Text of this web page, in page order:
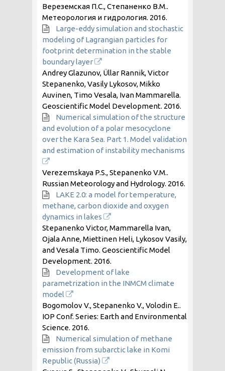
Вереземская П.С., Степаненко В.М..
Метеорология и гидрология. 2016.
Large-eddy simulation and stochastic
modeling of Lagrangian particles for
footprint determination in the stable
boundary layer
Andrey Glazunov, Üllar Rannik, Victor
Stepanenko, Vasily Lykosov, Mikko
Auvinen, Timo Vesala, Ivan Mammarella.
Geoscientific Model Development. 2016.
Numerical simulation of the structure
and evolution of a polar mesocyclone
over the Kara Sea. Part 1. Model validation
and estimation of instability mechanisms
Verezemskaya P.S., Stepanenko V.M..
Russian Meteorology and Hydrology. 2016.
LAKE 2.0: a model for temperature,
methane, carbon dioxide and oxygen
dynamics in lakes
Stepanenko Victor, Mammarella Ivan,
Ojala Anne, Miettinen Heli, Lykosov Vasily,
and Vesala Timo. Geoscientific Model
Development. 2016.
Development of lake
parametrization in the INMCM climate
model
Bogomolov V., Stepanenko V., Volodin E..
IOP Conf. Series: Earth and Environmental
Science. 2016.
Numerical simulation of methane
emission from subarctic lake in Komi
Republic (Russia)